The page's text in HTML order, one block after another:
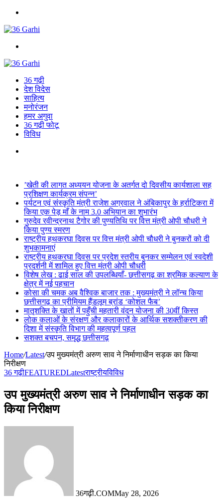
36 गढ़ी
देश विदेस
साहित्य
मनोरंजन
हमर अगुवा
36 गढ़ी फोटू
विविध
’खेती की लागत अध्ययन योजना के अतर्गत दो दिवसीय कार्यशाला सह
प्रशिक्षण कार्यक्रम संपन्न’
पर्यटन एवं संस्कृति मंत्री राजेश अग्रवाल ने अंबिकापुर के हर्राटिकरा में
किया एक पेड़ माँ के नाम 3.0 अभियान का शुभारंभ
गुरुदेव रवीन्द्रनाथ टैगोर की पुण्यतिथि पर वित्त मंत्री ओपी चौधरी ने
किया पुण्य स्मरण
राष्ट्रीय हथकरघा दिवस पर वित्त मंत्री ओपी चौधरी ने बुनकरों को दी
शुभकामनाएं
राष्ट्रीय हथकरघा दिवस पर प्रदेश स्तरीय बुनकर सम्मेलन एवं स्वदेशी
प्रदर्शनी में शामिल हुए वित्त मंत्री ओपी चौधरी
विशेष लेख : ढाई साल की उपलब्धियाँ- छत्तीसगढ़ का श्रमिक कल्याण के
क्षेत्र में नई पहचान
कोसा की चमक अब वैश्विक बाजार तक : मुख्यमंत्री ने लॉन्च किया
छत्तीसगढ़ का प्रीमियम हैंडलूम ब्रांड ‘कोशल फैब’
मातृशक्ति के खातों में पहुँची महतारी वंदन योजना की 30वीं किस्त
लोक कलाओं के संरक्षण और कलाकारों के आर्थिक सशक्तीकरण की
दिशा में संस्कृति विभाग की महत्वपूर्ण पहल
सशक्त बचपन, समृद्ध छत्तीसगढ़
Home/Latest/उप मुख्यमंत्री अरुण साव ने निर्माणाधीन सड़क का किया
निरीक्षण
36 गढ़ीFEATUREDLatestराष्ट्रीयविविध
उप मुख्यमंत्री अरुण साव ने निर्माणाधीन सड़क का
किया निरीक्षण
36गढ़ी.COMMay 28, 2026